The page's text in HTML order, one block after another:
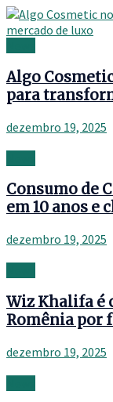
Algo
para
dezembro 19, 2025
Consumo de
em 10 anos e
dezembro 19, 2025
Wiz Khalifa é
Romênia por
dezembro 19, 2025